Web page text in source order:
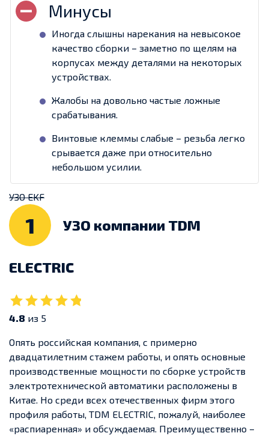
Иногда слышны нарекания на невысокое
качество сборки – заметно по щелям на
корпусах между деталями на некоторых
устройствах.
Жалобы на довольно частые ложные
срабатывания.
Винтовые клеммы слабые – резьба легко
срывается даже при относительно
небольшом усилии.
УЗО EKF
1 УЗО компании TDM
ELECTRIC
4.8 из 5
Опять российская компания, с примерно
двадцатилетним стажем работы, и опять основные
производственные мощности по сборке устройств
электротехнической автоматики расположены в
Китае. Но среди всех отечественных фирм этого
профиля работы, TDM ELECTRIC, пожалуй, наиболее
«распиаренная» и обсуждаемая. Преимущественно –